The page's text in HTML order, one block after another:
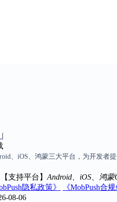
|
、iOS、鸿蒙三大平台，为开发
【支持平台】 Android、iOS、鸿蒙
隐私政策》
《MobPush合
08-06